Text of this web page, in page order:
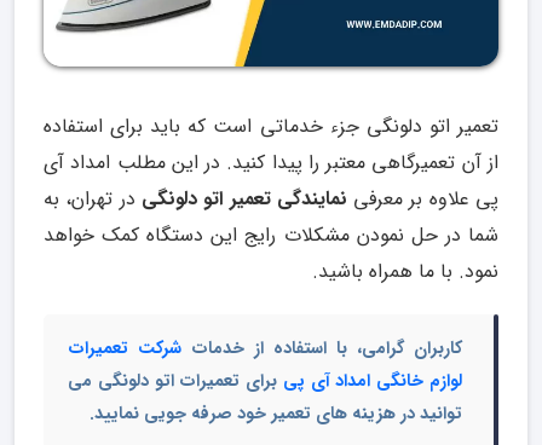
تعمیر اتو دلونگی جزء خدماتی است که باید برای استفاده
از آن تعمیرگاهی معتبر را پیدا کنید. در این مطلب امداد آی
پی علاوه بر معرفی نمایندگی تعمیر اتو دلونگی در تهران، به
شما در حل نمودن مشکلات رایج این دستگاه کمک خواهد
نمود. با ما همراه باشید.
کاربران گرامی، با استفاده از خدمات شرکت تعمیرات
لوازم خانگی امداد آی پی برای تعمیرات اتو دلونگی می
توانید در هزینه های تعمیر خود صرفه جویی نمایید.